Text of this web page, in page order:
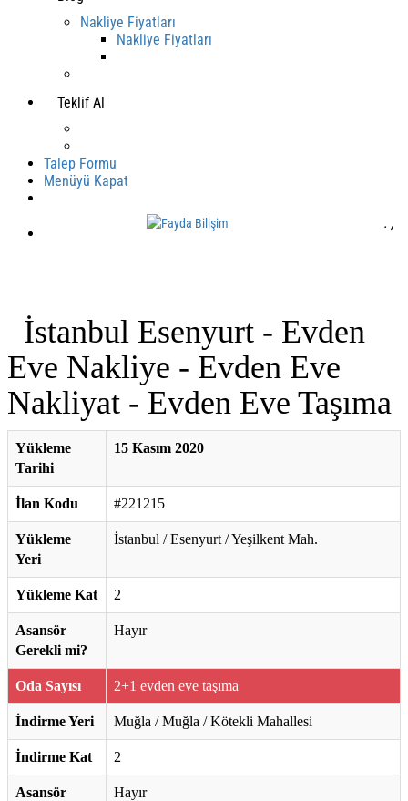
Nakliye Fiyatları
Nakliye Fiyatları
Teklif Al
Talep Formu
Menüyü Kapat
. ,
İstanbul Esenyurt - Evden
Eve Nakliye - Evden Eve
Nakliyat - Evden Eve Taşıma
Yükleme
Tarihi
15 Kasım 2020
İlan Kodu #221215
Yükleme
Yeri
İstanbul / Esenyurt / Yeşilkent Mah.
Yükleme Kat 2
Asansör
Gerekli mi?
Hayır
Oda Sayısı 2+1 evden eve taşıma
İndirme Yeri Muğla / Muğla / Kötekli Mahallesi
İndirme Kat 2
Asansör
Hayır